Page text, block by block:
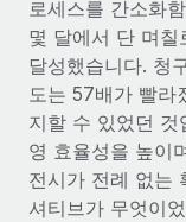
Compliance
규정 준수 관련 위
기기 관리
전 세계 IT 장비
법인 설립
AI 분야의 선구
조직 규모를
Weaviate 한눈에
구축합니다. 이 회
(DevOps/MLOps)
자세히 알아보
블로그
글로벌 급여
EOR 및 PEO
계약자 관리
로세스를 간소화
몇 달에서 단 며
달성했습니다. 청
도는 57배가 빨라
지할 수 있었던 것
영 효율성을 높이
전시가 전례 없는
셔티브가 무엇이